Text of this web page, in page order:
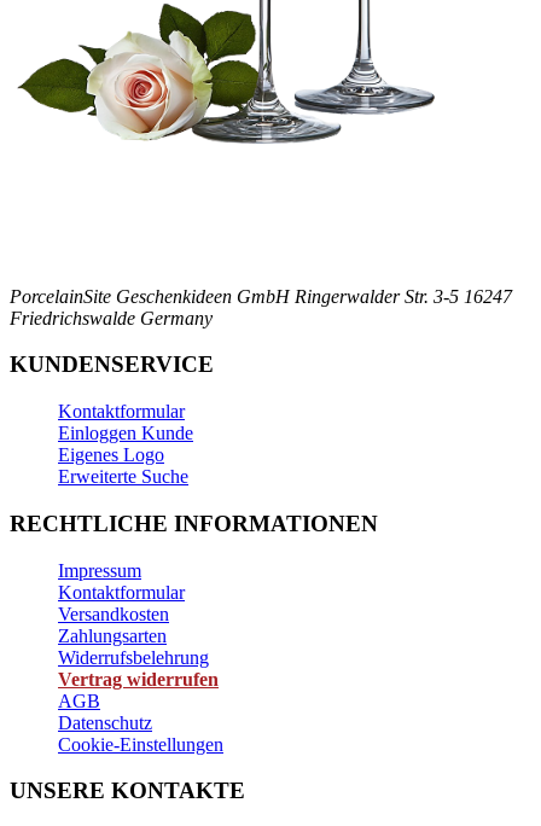
PorcelainSite Geschenkideen GmbH Ringerwalder Str. 3-5 16247
Friedrichswalde Germany
KUNDENSERVICE
Kontaktformular
Einloggen Kunde
Eigenes Logo
Erweiterte Suche
RECHTLICHE INFORMATIONEN
Impressum
Kontaktformular
Versandkosten
Zahlungsarten
Widerrufsbelehrung
Vertrag widerrufen
AGB
Datenschutz
Cookie-Einstellungen
UNSERE KONTAKTE